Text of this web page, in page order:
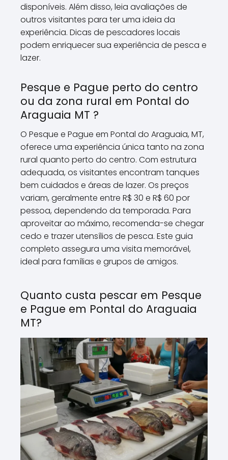
disponíveis. Além disso, leia avaliações de
outros visitantes para ter uma ideia da
experiência. Dicas de pescadores locais
podem enriquecer sua experiência de pesca e
lazer.
Pesque e Pague perto do centro
ou da zona rural em Pontal do
Araguaia MT ?
O Pesque e Pague em Pontal do Araguaia, MT,
oferece uma experiência única tanto na zona
rural quanto perto do centro. Com estrutura
adequada, os visitantes encontram tanques
bem cuidados e áreas de lazer. Os preços
variam, geralmente entre R$ 30 e R$ 60 por
pessoa, dependendo da temporada. Para
aproveitar ao máximo, recomenda-se chegar
cedo e trazer utensílios de pesca. Este guia
completo assegura uma visita memorável,
ideal para famílias e grupos de amigos.
Quanto custa pescar em Pesque
e Pague em Pontal do Araguaia
MT?